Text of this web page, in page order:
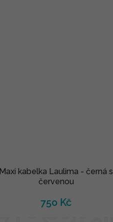
Maxi kabelka Laulima - černá s
červenou
750 Kč